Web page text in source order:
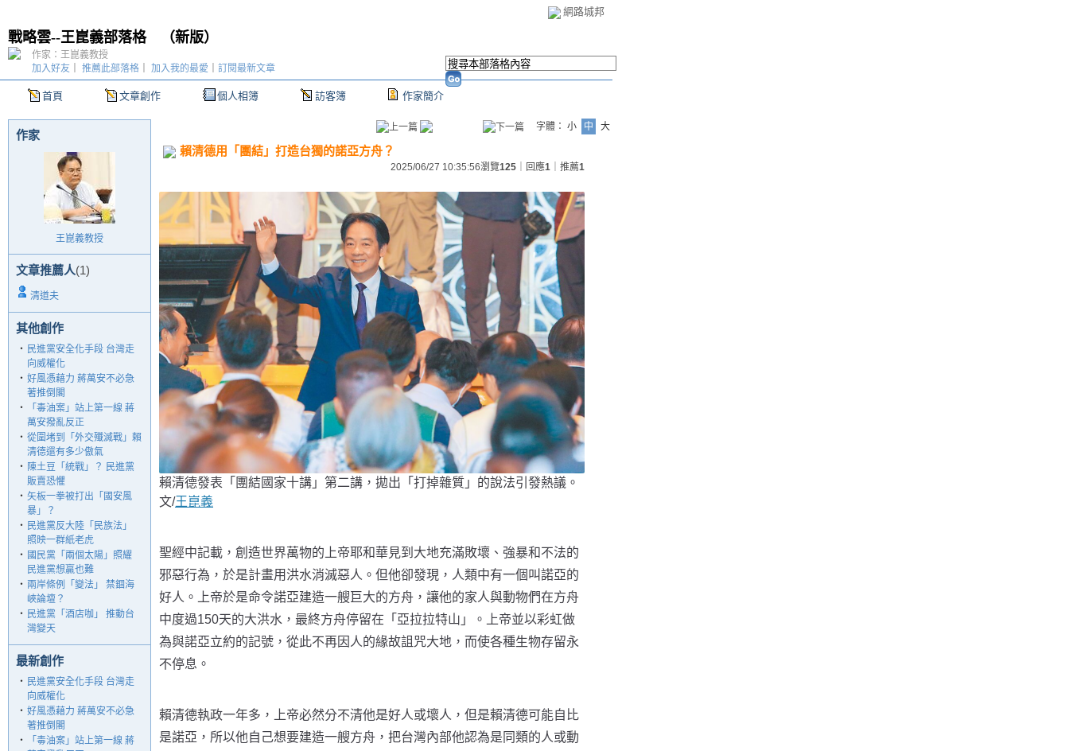
網路城邦
戰略雲--王崑義部落格（新版）
首頁 文章創作 個人相簿 訪客簿 作家簡介
加入好友 推薦此部落格 加入我的最愛 訂閱最新文章
作家：王崑義教授
作家
王崑義教授
文章推薦人(1)
清道夫
其他創作
‧ 民進黨安全化手段 台灣走
向威權化
‧ 好風憑藉力 蔣萬安不必急
著推倒閣
‧
「毒油案」站上第一線 蔣
萬安撥亂反正
‧ 從圍堵到「外交殲滅戰」賴
清德還有多少傲氣
‧ 陳土豆「統戰」？ 民進黨
販賣恐懼
‧ 矢板一拳被打出「國安風
暴」？
‧ 民進黨反大陸「民族法」
照映一群紙老虎
‧ 國民黨「兩個太陽」照耀
民進黨想贏也難
‧ 兩岸條例「變法」 禁錮海
峽論壇？
‧ 民進黨「酒店咖」 推動台
灣變天
最新創作
‧ 民進黨安全化手段 台灣走
向威權化
‧ 好風憑藉力 蔣萬安不必急
著推倒閣
‧
「毒油案」站上第一線 蔣
字體： 小 中 大
賴清德用「團結」打造台獨的諾亞方舟？
2025/06/27 10:35:56瀏覽125 ｜回應1 ｜推薦1
賴清德發表「團結國家十講」第二講，拋出「打掉雜質」的說法引發熱議。
文/王崑義
聖經中記載，創造世界萬物的上帝耶和華見到大地充滿敗壞、強暴和不法的
邪惡行為，於是計畫用洪水消滅惡人。但他卻發現，人類中有一個叫諾亞的
好人。上帝於是命令諾亞建造一艘巨大的方舟，讓他的家人與動物們在方舟
中度過150天的大洪水，最終方舟停留在「亞拉拉特山」。上帝並以彩虹做
為與諾亞立約的記號，從此不再因人的緣故詛咒大地，而使各種生物存留永
不停息。
賴清德執政一年多，上帝必然分不清他是好人或壞人，但是賴清德可能自比
是諾亞，所以他自己想要建造一艘方舟，把台灣內部他認為是同類的人或動